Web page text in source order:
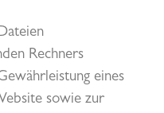
Rechners
eines
sowie zur